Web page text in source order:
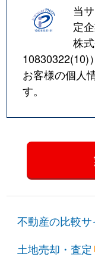
当
定
株
10830322(10)
お客様の個人
す。
不動産の比較
土地売却・査定